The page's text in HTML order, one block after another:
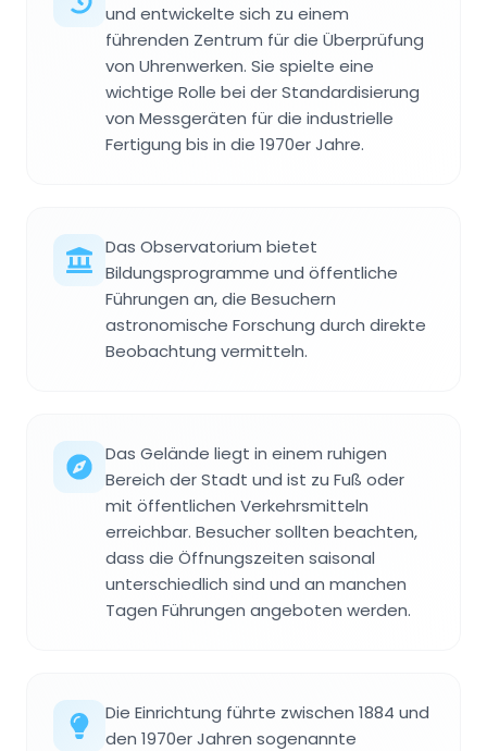
und entwickelte sich zu einem
führenden Zentrum für die Überprüfung
von Uhrenwerken. Sie spielte eine
wichtige Rolle bei der Standardisierung
von Messgeräten für die industrielle
Fertigung bis in die 1970er Jahre.
Das Observatorium bietet
Bildungsprogramme und öffentliche
Führungen an, die Besuchern
astronomische Forschung durch direkte
Beobachtung vermitteln.
Das Gelände liegt in einem ruhigen
Bereich der Stadt und ist zu Fuß oder
mit öffentlichen Verkehrsmitteln
erreichbar. Besucher sollten beachten,
dass die Öffnungszeiten saisonal
unterschiedlich sind und an manchen
Tagen Führungen angeboten werden.
Die Einrichtung führte zwischen 1884 und
den 1970er Jahren sogenannte